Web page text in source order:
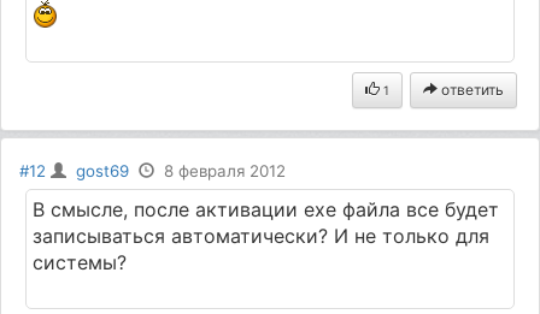
1 ответить
#12 gost69 8 февраля 2012
В смысле, после активации ехе файла все будет
записываться автоматически? И не только для
системы?